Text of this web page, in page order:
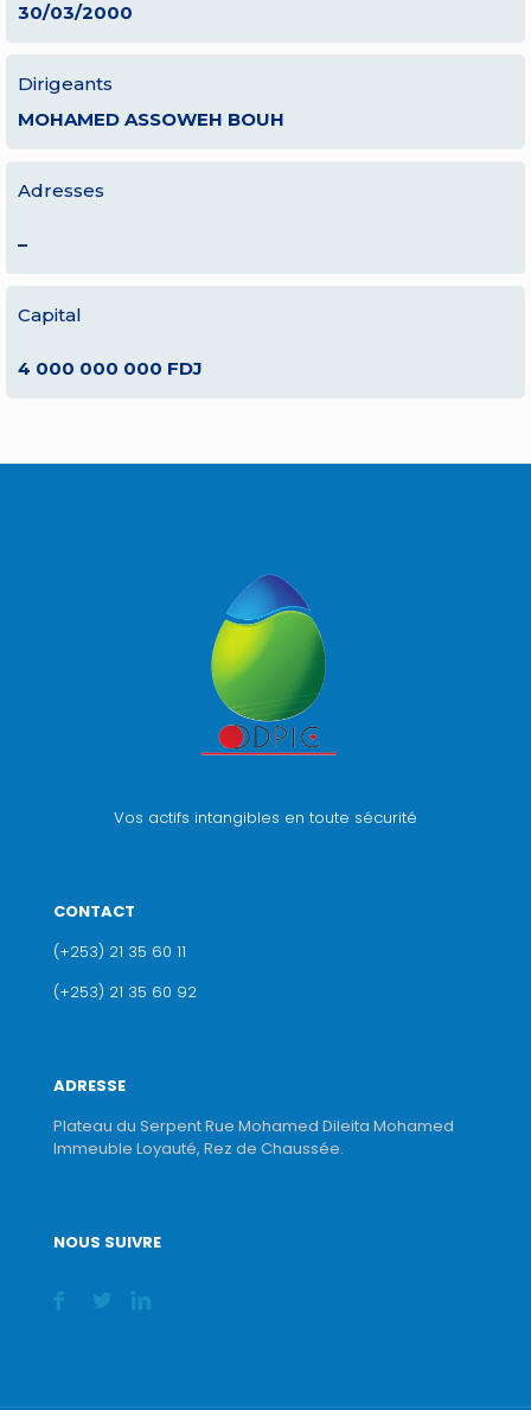
30/03/2000
Dirigeants
MOHAMED ASSOWEH BOUH
Adresses
–
Capital
4 000 000 000 FDJ
Vos actifs intangibles en toute sécurité
CONTACT
(+253) 21 35 60 11
(+253) 21 35 60 92
ADRESSE
Plateau du Serpent Rue Mohamed Dileita Mohamed
Immeuble Loyauté, Rez de Chaussée.
NOUS SUIVRE